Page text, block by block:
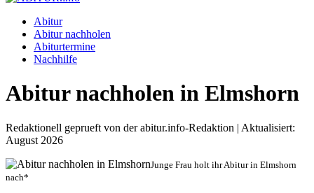
Abitur
Abitur nachholen
Abiturtermine
Nachhilfe
Abitur nachholen in Elmshorn
Redaktionell geprueft von der abitur.info-Redaktion | Aktualisiert:
August 2026
Junge Frau holt ihr Abitur in Elmshorn
nach*